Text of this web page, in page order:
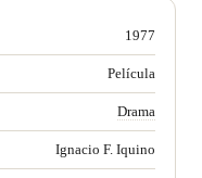
1977
Película
Drama
Ignacio F. Iquino